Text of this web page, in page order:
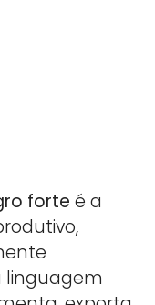
forte é a
linguagem